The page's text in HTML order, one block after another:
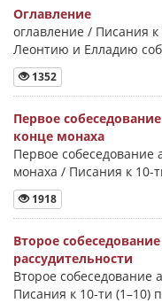
Оглавление
оглавление / Писания
Леонтию и Елладию
1352
Первое
конце монаха
Первое
монаха / Писания к 10-
1918
Второе
рассудительности
Второе собеседование
Писания к 10-ти (1–10)